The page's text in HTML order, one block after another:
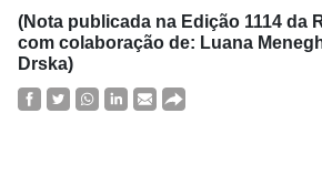
(Nota publicada na Edição 1114 da
com colaboração de: Luana
Drska)